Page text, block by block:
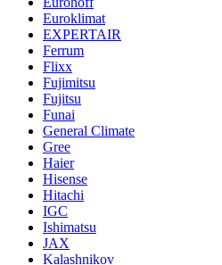
Euroklimat
EXPERTAIR
Ferrum
Flixx
Fujimitsu
Fujitsu
Funai
General Climate
Gree
Haier
Hisense
Hitachi
IGC
Ishimatsu
JAX
Kalashnikov